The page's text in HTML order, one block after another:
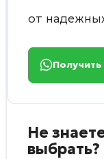
от
Не
выбрать?